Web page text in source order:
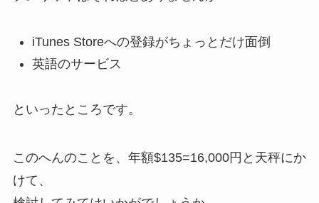
iTunes Storeへの登録がちょっとだけ面倒
英語のサービス
といったところです。
このへんのことを、年額$135=16,000円と天秤にか
けて、